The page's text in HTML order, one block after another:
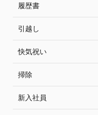
履歴書
引越し
快気祝い
掃除
新入社員